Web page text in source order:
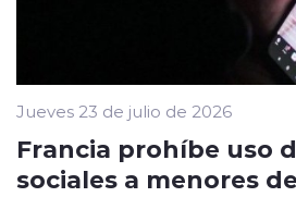
Jueves 23 de julio de 2026
Francia prohíbe uso
sociales a menores